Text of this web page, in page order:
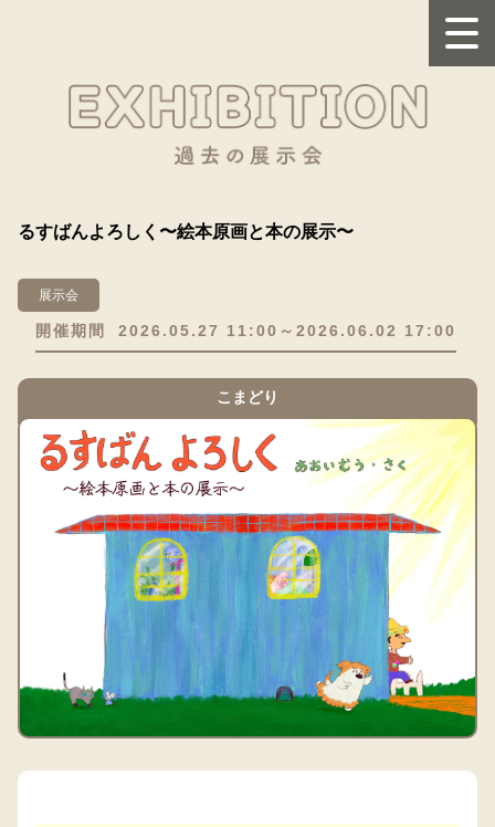
るすばんよろしく〜絵本原画と本の展示〜
展示会
開催期間 2026.05.27 11:00～2026.06.02 17:00
こまどり